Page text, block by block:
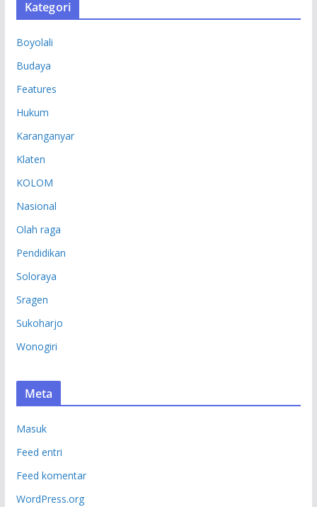
Kategori
Boyolali
Budaya
Features
Hukum
Karanganyar
Klaten
KOLOM
Nasional
Olah raga
Pendidikan
Soloraya
Sragen
Sukoharjo
Wonogiri
Meta
Masuk
Feed entri
Feed komentar
WordPress.org